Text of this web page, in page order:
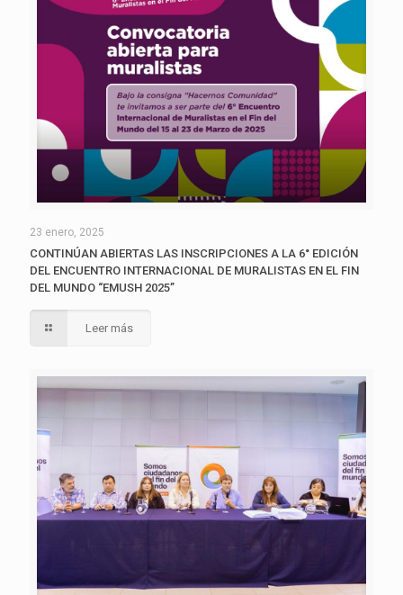
23 enero, 2025
CONTINÚAN ABIERTAS LAS INSCRIPCIONES A LA 6° EDICIÓN
DEL ENCUENTRO INTERNACIONAL DE MURALISTAS EN EL FIN
DEL MUNDO “EMUSH 2025”
Leer más